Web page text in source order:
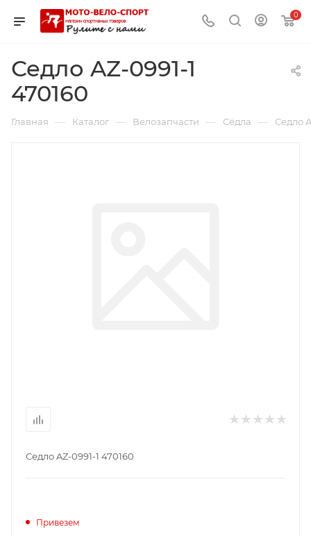
0
Седло AZ-0991-1
470160
Главная — Каталог — Велозапчасти — Сёдла — Седло
Седло AZ-0991-1 470160
Привезем